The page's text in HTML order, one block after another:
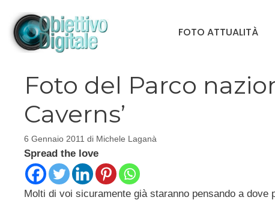
contenuto
FOTO ATTUALITÀ
Foto del Parco
Caverns’
6 Gennaio 2011 di Michele Laganà
Spread the love
Molti di voi sicuramente già staranno pensando a